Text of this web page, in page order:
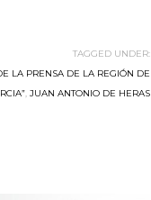
TAGGED UNDER:
LA PRENSA DE LA REGIÓN DE
, JUAN ANTONIO DE HERAS